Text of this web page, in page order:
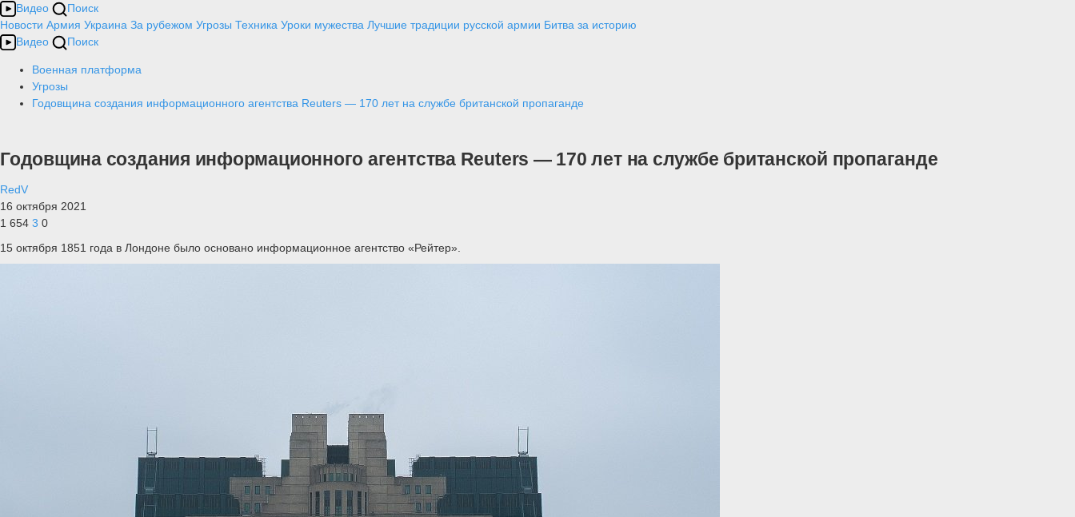
Видео
Поиск
Новости Армия Украина За рубежом Угрозы Техника Уроки мужества Лучшие традиции русской армии Битва за историю
Видео
Поиск
Военная платформа
Угрозы
Годовщина создания информационного агентства Reuters — 170 лет на службе британской пропаганде
Годовщина создания информационного агентства Reuters — 170 лет на службе британской пропаганде
RedV
16 октября 2021
1 654 3 0
15 октября 1851 года в Лондоне было основано информационное агентство «Рейтер».